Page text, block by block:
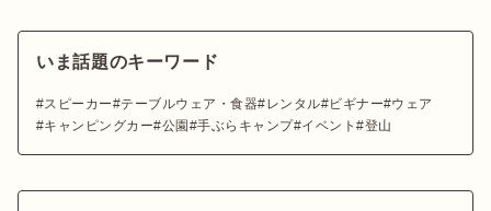
いま話題のキーワード
スピーカー テーブルウェア・食器 レンタル ビギナー
ウェア
キャンピングカー 公園 手ぶらキャンプ イベント 登山